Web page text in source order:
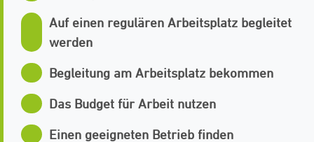
Auf einen regulären Arbeitsplatz begleitet
werden
Begleitung am Arbeitsplatz bekommen
Das Budget für Arbeit nutzen
Einen geeigneten Betrieb finden